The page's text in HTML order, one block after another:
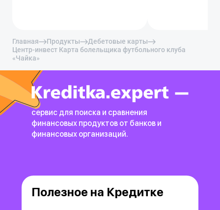
Главная Продукты
Дебетовые карты
Центр-инвест Карта болельщика футбольного клуба
«Чайка»
сервис для поиска и сравнения
финансовых продуктов от банков и
финансовых организаций.
Полезное на Кредитке